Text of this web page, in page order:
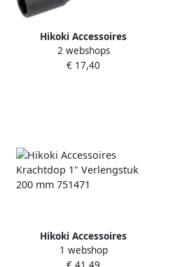
Hikoki Accessoires
Hoekdopsleutel 13 Mm
750334
2 webshops
€ 17,40
Hikoki Accessoires
Krachtdop 1" Verlengstuk
1 webshop